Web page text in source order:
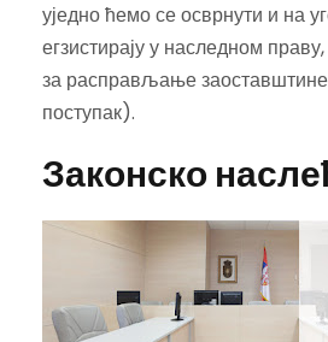
уједно ћемо се осврнути и на
егзистирају у наследном
за расправљање
поступак).
Законско